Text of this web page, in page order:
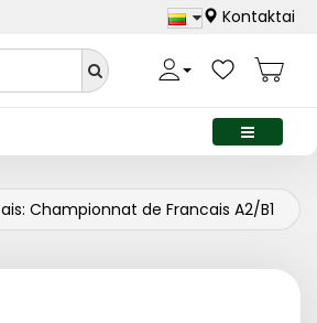
Kontaktai
Championnat de Francais A2/B1